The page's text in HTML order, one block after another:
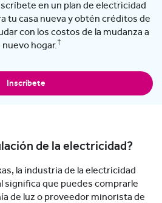
en un plan de electricidad
tu casa nueva y obtén créditos de
con los costos de la mudanza a
nuevo hogar.†
Inscríbete
de la electricidad?
la industria de la electricidad
significa que puedes comprarle
de luz o proveedor minorista de